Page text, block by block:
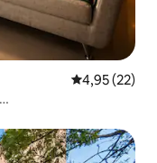
Évaluation
4,95 (22)